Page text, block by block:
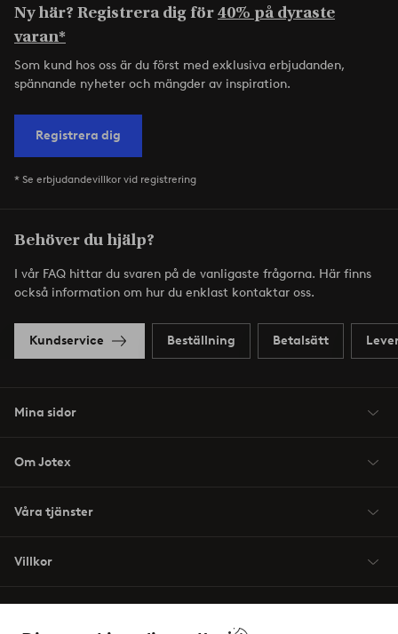
Ny här? Registrera dig för40% på dyraste
varan*
Som kund hos oss är du först med exklusiva erbjudanden,
spännande nyheter och mängder av inspiration.
Registrera dig
* Se erbjudandevillkor vid registrering
Behöver du hjälp?
I vår FAQ hittar du svaren på de vanligaste frågorna. Här finns
också information om hur du enklast kontaktar oss.
Kundservice Beställning Betalsätt
Mina sidor
Om Jotex
Våra tjänster
Villkor